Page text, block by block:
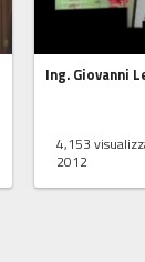
Ing. Giovanni
4,153
2012